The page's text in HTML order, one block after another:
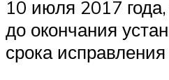
10 июля 2017
до окончания
срока исправления